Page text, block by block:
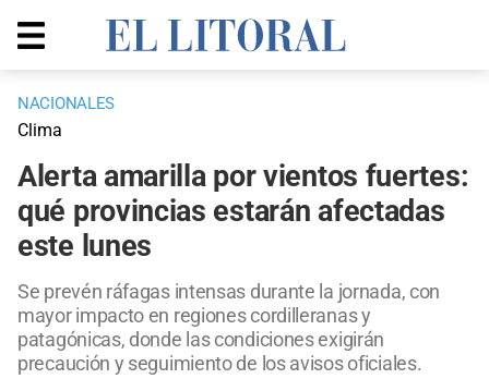
NACIONALES
Clima
Alerta amarilla por vientos fuertes:
qué provincias estarán afectadas
este lunes
Se prevén ráfagas intensas durante la jornada, con
mayor impacto en regiones cordilleranas y
patagónicas, donde las condiciones exigirán
precaución y seguimiento de los avisos oficiales.